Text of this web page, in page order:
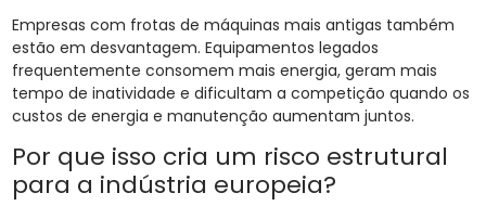
Empresas com frotas de máquinas mais antigas também
estão em desvantagem. Equipamentos legados
frequentemente consomem mais energia, geram mais
tempo de inatividade e dificultam a competição quando os
custos de energia e manutenção aumentam juntos.
Por que isso cria um risco estrutural
para a indústria europeia?